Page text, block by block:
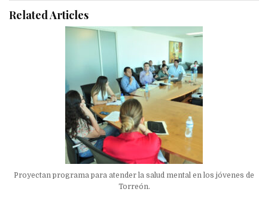
Related Articles
Proyectan programa para atender la salud mental en los jóvenes de
Torreón.